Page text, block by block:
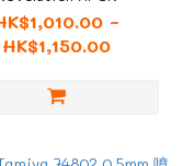
~
HK$1,150.00